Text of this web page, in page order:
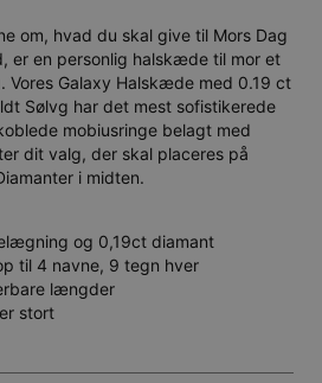
om, hvad du skal give til Mors Dag
er en personlig halskæde til mor et
Vores Galaxy Halskæde med 0.19 ct
Sølvg har det mest sofistikerede
mobiusringe belagt med
dit valg, der skal placeres på
i midten.
og 0,19ct diamant
til 4 navne, 9 tegn hver
længder
stort